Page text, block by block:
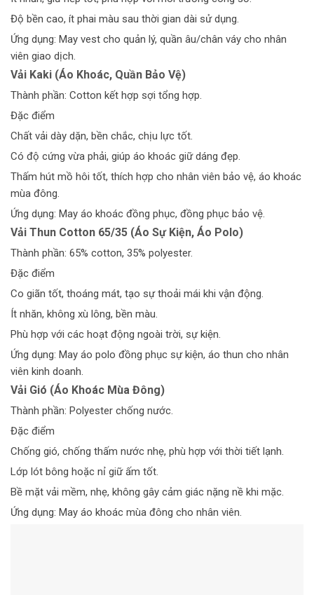
Độ bền cao, ít phai màu sau thời gian dài sử dụng.
Ứng dụng: May vest cho quản lý, quần âu/chân váy cho nhân
viên giao dịch.
Vải Kaki (Áo Khoác, Quần Bảo Vệ)
Thành phần: Cotton kết hợp sợi tổng hợp.
Đặc điểm
Chất vải dày dặn, bền chắc, chịu lực tốt.
Có độ cứng vừa phải, giúp áo khoác giữ dáng đẹp.
Thấm hút mồ hôi tốt, thích hợp cho nhân viên bảo vệ, áo khoác
mùa đông.
Ứng dụng: May áo khoác đồng phục, đồng phục bảo vệ.
Vải Thun Cotton 65/35 (Áo Sự Kiện, Áo Polo)
Thành phần: 65% cotton, 35% polyester.
Đặc điểm
Co giãn tốt, thoáng mát, tạo sự thoải mái khi vận động.
Ít nhăn, không xù lông, bền màu.
Phù hợp với các hoạt động ngoài trời, sự kiện.
Ứng dụng: May áo polo đồng phục sự kiện, áo thun cho nhân
viên kinh doanh.
Vải Gió (Áo Khoác Mùa Đông)
Thành phần: Polyester chống nước.
Đặc điểm
Chống gió, chống thấm nước nhẹ, phù hợp với thời tiết lạnh.
Lớp lót bông hoặc nỉ giữ ấm tốt.
Bề mặt vải mềm, nhẹ, không gây cảm giác nặng nề khi mặc.
Ứng dụng: May áo khoác mùa đông cho nhân viên.